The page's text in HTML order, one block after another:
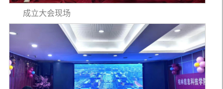
成立大会现场